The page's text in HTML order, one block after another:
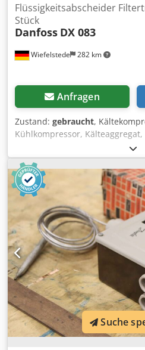
Wiefelstede 282 km
Flüssigkeitsabscheider
Stück
Danfoss DX 083
Anfragen
Zustand: gebraucht,
Kühlkompressor,
Verdichter,
Flüssigkeitsabscheider,
Filtertrockner, Filter Drier,
Skjpfx Ak Hsrf -Hersteller:
mit Filtertrockner 2 Stück /
Filtertrockner: Typ: DX 083
Einzelkomponenten: siehe
Abmessungen: 350/350/H360
Suche